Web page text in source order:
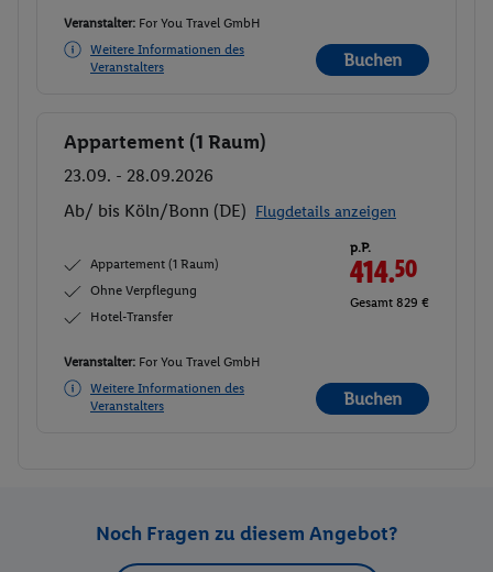
Veranstalter: For You Travel GmbH
Weitere Informationen des
Veranstalters
Buchen
Buchen
Appartement (1 Raum)
23.09. - 28.09.2026
Ab/ bis Köln/Bonn (DE) Flugdetails anzeigen
Appartement (1 Raum)
Ohne Verpflegung
Hotel-Transfer
p.P.
414.50
Gesamt 829 €
Veranstalter: For You Travel GmbH
Weitere Informationen des
Veranstalters
Buchen
Noch Fragen zu diesem Angebot?